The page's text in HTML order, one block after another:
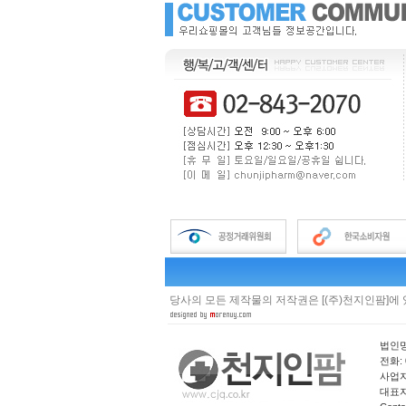
당사의 모든 제작물의 저작권은 [(주)천지인팜]
법인
전화:
사업
대표